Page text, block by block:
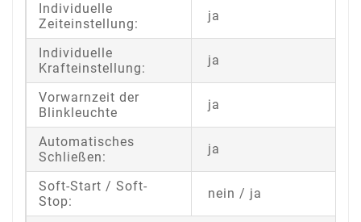
Individuelle
Zeiteinstellung:
ja
Individuelle
Krafteinstellung:
ja
Vorwarnzeit der
Blinkleuchte
ja
Automatisches
Schließen:
ja
Soft-Start / Soft-
Stop:
nein / ja